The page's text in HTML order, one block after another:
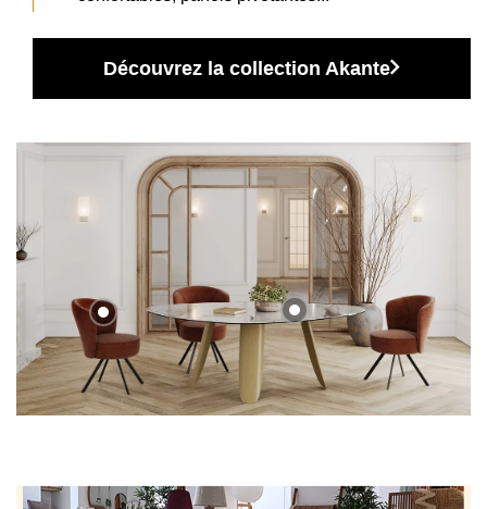
Découvrez la collection Akante